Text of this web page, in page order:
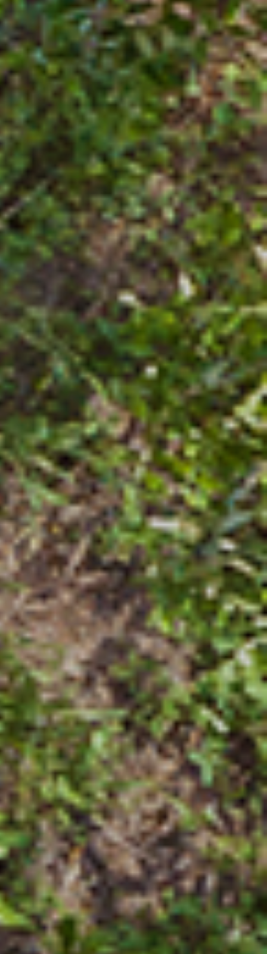
COME SI DISTINGUE LA ZANZARA
TIGRE DALLE ALTRE ZANZARE?
Generalmente la Zanzara
Tigre ha dimensioni
comprese tra i 4 e i 10
millimetri simili alla zanzara
comune nostrana. Il s...
SCOPRI DI PIÙ
LEGGI LE NOSTRE FAQ